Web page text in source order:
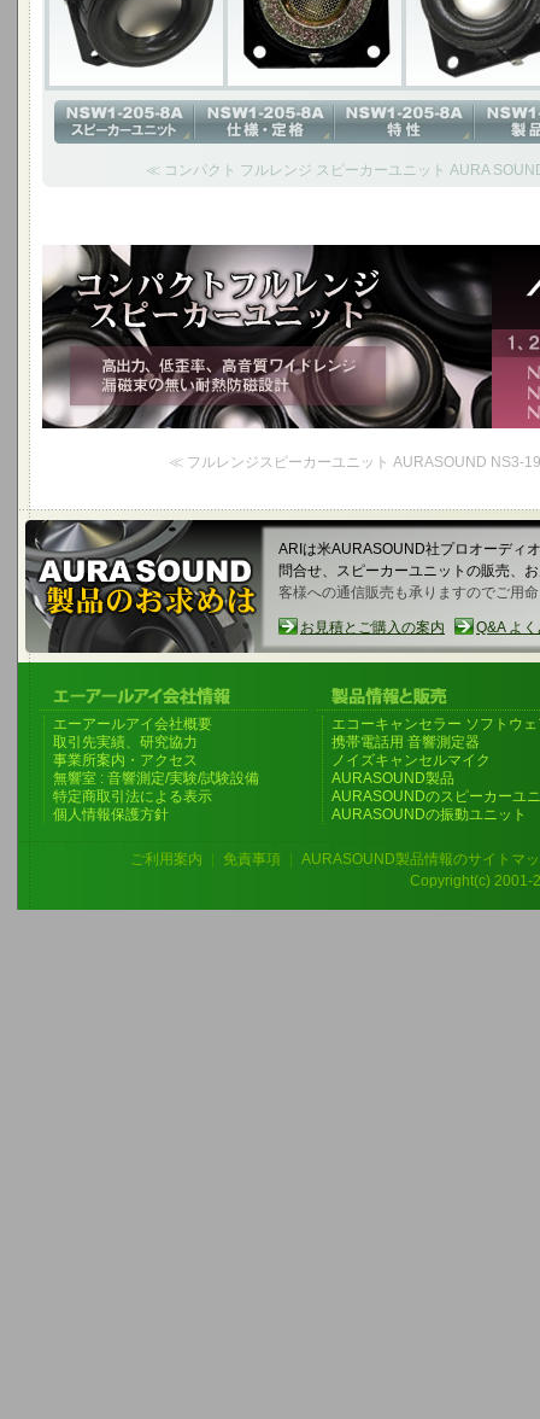
≪ コンパクト フルレンジ スピーカーユニット AURA
コンパクトフルレンジスピーカーユニット
高出力、低歪率、高音質ワイドレンジ、漏磁束の無い耐熱防磁設計
1,2,3インチコンパクトフルレンジ
≪ フルレンジスピーカーユニット AURASOUND NS3-
ARIは米AURASOUND社プロオーディ
問合せ、スピーカーユニットの販売、
客様への通信販売も承りますのでご用
お見積とご購入の案内 Q&A よ
エーアールアイ会社概要
取引先実績、研究協力
事業所案内・アクセス
無響室 : 音響測定/実験/試験設備
特定商取引法による表示
個人情報保護方針
エコーキャンセラー ソフトウ
携帯電話用 音響測定器
ノイズキャンセルマイク
AURASOUND製品
AURASOUNDのスピーカーユ
AURASOUNDの振動ユニット
ご利用案内 免責事項
AURASOUND製品情報のサイトマ
Copyright(c) 2001-